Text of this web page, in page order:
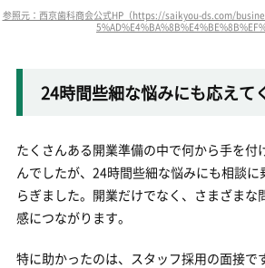
参照元：西京歯科商会公式HP（https://saikyou-ds.com/
24時間些細な悩みにも応えて
たくさんある開業準備の中で何から手を付
んでしたが、24時間些細な悩みにも相談
らぎました。開業だけでなく、さまざまな
感につながります。
特に助かったのは、スタッフ採用の面接で